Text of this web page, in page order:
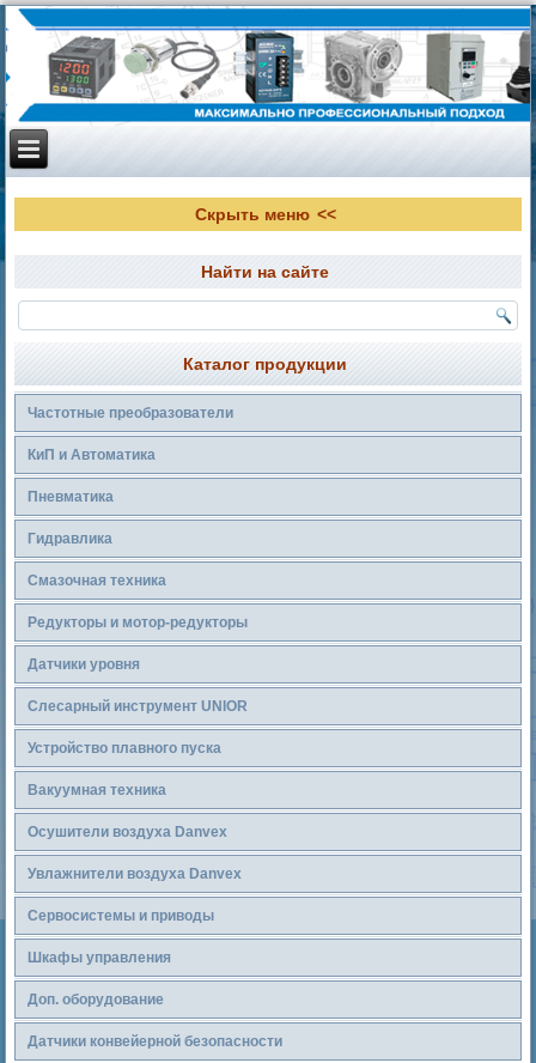
Скрыть меню
Найти на сайте
Каталог продукции
Частотные преобразователи
КиП и Автоматика
Пневматика
Гидравлика
Смазочная техника
Редукторы и мотор-редукторы
Датчики уровня
Слесарный инструмент UNIOR
Устройство плавного пуска
Вакуумная техника
Осушители воздуха Danvex
Увлажнители воздуха Danvex
Сервосистемы и приводы
Шкафы управления
Доп. оборудование
Датчики конвейерной безопасности